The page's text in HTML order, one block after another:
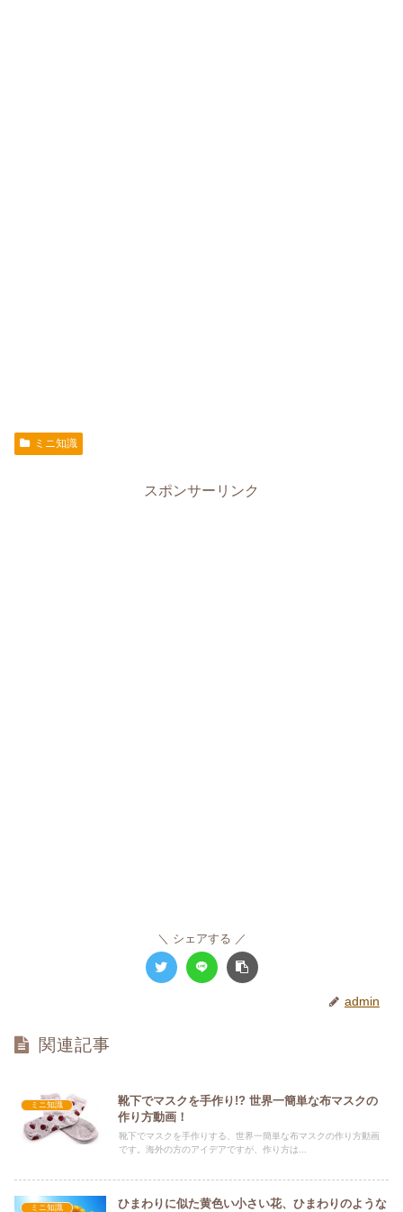
ミニ知識
スポンサーリンク
シェアする
admin
関連記事
ミニ知識
靴下でマスクを手作り!? 世界一簡単な布マスクの
作り方動画！
靴下でマスクを手作りする、世界一簡単な布マスクの作り方動画
です。海外の方のアイデアですが、作り方は...
ミニ知識
ひまわりに似た黄色い小さい花、ひまわりのような